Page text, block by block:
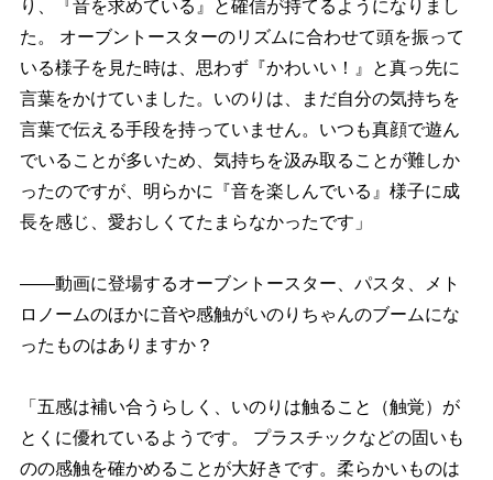
り、『音を求めている』と確信が持てるようになりまし
た。 オーブントースターのリズムに合わせて頭を振って
いる様子を見た時は、思わず『かわいい！』と真っ先に
言葉をかけていました。いのりは、まだ自分の気持ちを
言葉で伝える手段を持っていません。いつも真顔で遊ん
でいることが多いため、気持ちを汲み取ることが難しか
ったのですが、明らかに『音を楽しんでいる』様子に成
長を感じ、愛おしくてたまらなかったです」
――動画に登場するオーブントースター、パスタ、メト
ロノームのほかに音や感触がいのりちゃんのブームにな
ったものはありますか？
「五感は補い合うらしく、いのりは触ること（触覚）が
とくに優れているようです。 プラスチックなどの固いも
のの感触を確かめることが大好きです。柔らかいものは